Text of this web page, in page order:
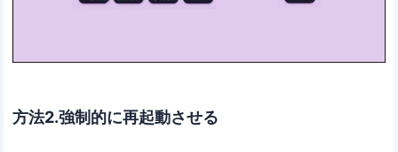
方法2.強制的に再起動させる